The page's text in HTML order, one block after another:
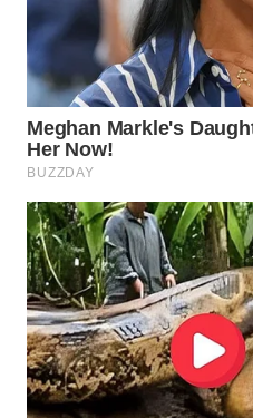
PRIANGAN
TIMUR
WN
SEMARANG
WN
SOLO
WN
BOROBUDUR
WN